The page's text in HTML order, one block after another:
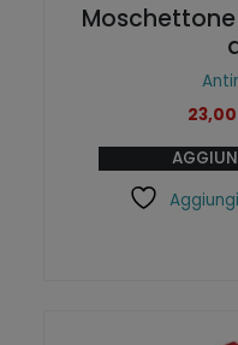
Moschettone
23,00